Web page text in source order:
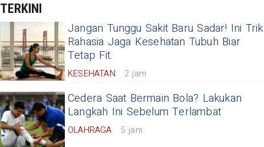
TERKINI
Jangan Tunggu Sakit Baru Sadar! Ini Trik
Rahasia Jaga Kesehatan Tubuh Biar
Tetap Fit.
KESEHATAN 2 jam
Cedera Saat Bermain Bola? Lakukan
Langkah Ini Sebelum Terlambat
OLAHRAGA 5 jam